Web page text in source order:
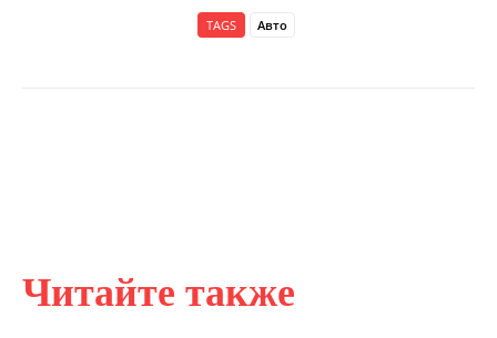
Читайте также
TAGS Авто